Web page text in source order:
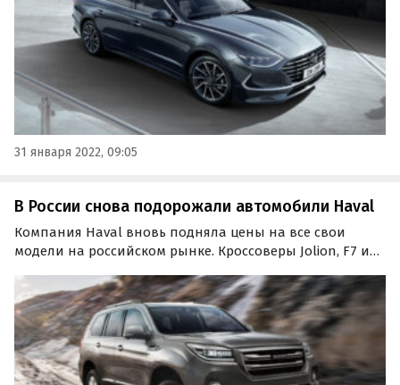
31 января 2022, 09:05
В России снова подорожали автомобили Haval
Компания Haval вновь подняла цены на все свои
модели на российском рынке. Кроссоверы Jolion, F7 и
30-60 тыс. рублей.